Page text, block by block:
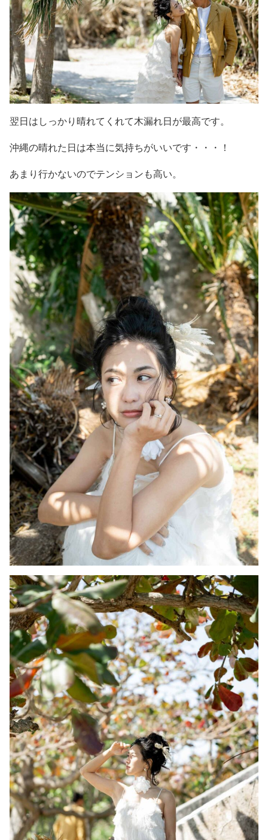
翌日はしっかり晴れてくれて木漏れ日が最高です。
沖縄の晴れた日は本当に気持ちがいいです・・・！
あまり行かないのでテンションも高い。